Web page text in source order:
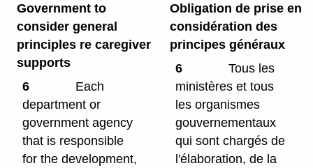
Government to
consider general
principles re caregiver
supports
6
Each
department or
government agency
that is responsible
for the development,
Obligation de prise en
considération des
principes généraux
6
Tous les
ministères et tous
les organismes
gouvernementaux
qui sont chargés de
l'élaboration, de la